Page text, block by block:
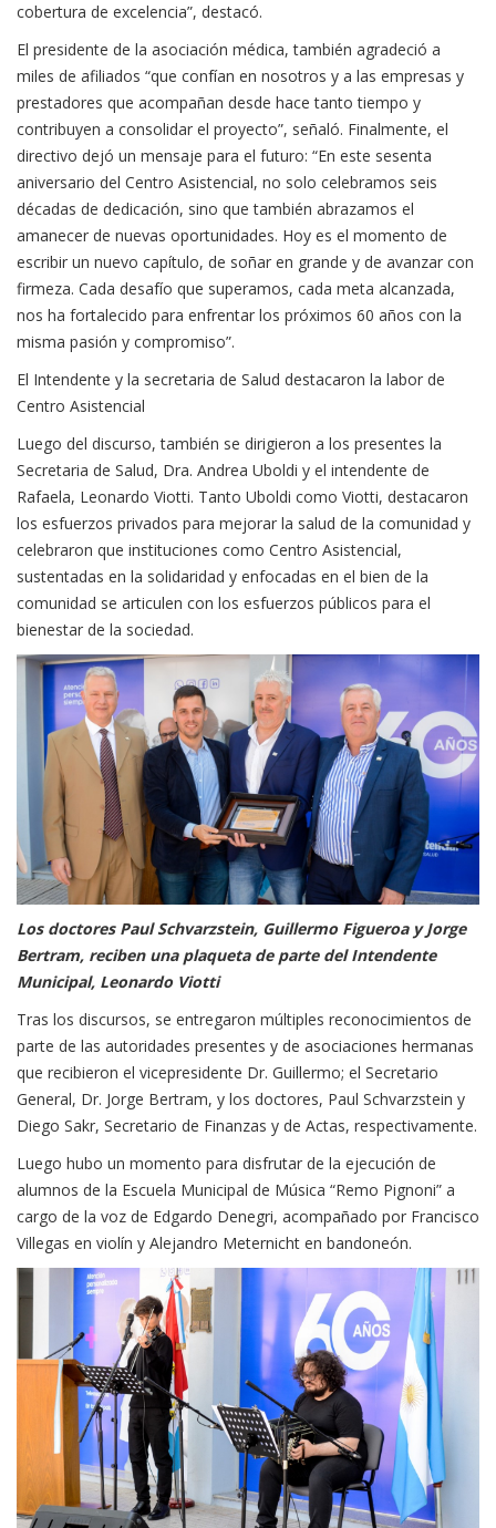
cobertura de excelencia”, destacó.
El presidente de la asociación médica, también agradeció a
miles de afiliados “que confían en nosotros y a las empresas y
prestadores que acompañan desde hace tanto tiempo y
contribuyen a consolidar el proyecto”, señaló. Finalmente, el
directivo dejó un mensaje para el futuro: “En este sesenta
aniversario del Centro Asistencial, no solo celebramos seis
décadas de dedicación, sino que también abrazamos el
amanecer de nuevas oportunidades. Hoy es el momento de
escribir un nuevo capítulo, de soñar en grande y de avanzar con
firmeza. Cada desafío que superamos, cada meta alcanzada,
nos ha fortalecido para enfrentar los próximos 60 años con la
misma pasión y compromiso”.
El Intendente y la secretaria de Salud destacaron la labor de
Centro Asistencial
Luego del discurso, también se dirigieron a los presentes la
Secretaria de Salud, Dra. Andrea Uboldi y el intendente de
Rafaela, Leonardo Viotti. Tanto Uboldi como Viotti, destacaron
los esfuerzos privados para mejorar la salud de la comunidad y
celebraron que instituciones como Centro Asistencial,
sustentadas en la solidaridad y enfocadas en el bien de la
comunidad se articulen con los esfuerzos públicos para el
bienestar de la sociedad.
Los doctores Paul Schvarzstein, Guillermo Figueroa y Jorge
Bertram, reciben una plaqueta de parte del Intendente
Municipal, Leonardo Viotti
Tras los discursos, se entregaron múltiples reconocimientos de
parte de las autoridades presentes y de asociaciones hermanas
que recibieron el vicepresidente Dr. Guillermo; el Secretario
General, Dr. Jorge Bertram, y los doctores, Paul Schvarzstein y
Diego Sakr, Secretario de Finanzas y de Actas, respectivamente.
Luego hubo un momento para disfrutar de la ejecución de
alumnos de la Escuela Municipal de Música “Remo Pignoni” a
cargo de la voz de Edgardo Denegri, acompañado por Francisco
Villegas en violín y Alejandro Meternicht en bandoneón.